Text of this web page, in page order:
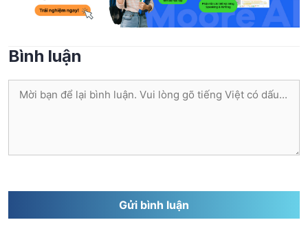
Bình luận
Bình